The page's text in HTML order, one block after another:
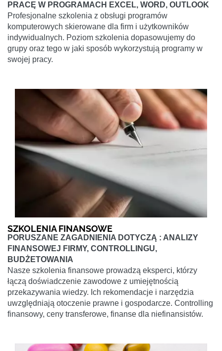
PRACĘ W PROGRAMACH EXCEL, WORD, OUTLOOK
Profesjonalne szkolenia z obsługi programów
komputerowych skierowane dla firm i użytkowników
indywidualnych. Poziom szkolenia dopasowujemy do
grupy oraz tego w jaki sposób wykorzystują programy w
swojej pracy.
SZKOLENIA FINANSOWE
PORUSZANE ZAGADNIENIA DOTYCZĄ : ANALIZY
FINANSOWEJ FIRMY, CONTROLLINGU,
BUDŻETOWANIA
Nasze szkolenia finansowe prowadzą eksperci, którzy
łączą doświadczenie zawodowe z umiejętnością
przekazywania wiedzy. Ich rekomendacje i narzędzia
uwzględniają otoczenie prawne i gospodarcze. Controlling
finansowy, ceny transferowe, finanse dla niefinansistów.